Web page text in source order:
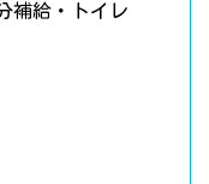
補給・トイレ